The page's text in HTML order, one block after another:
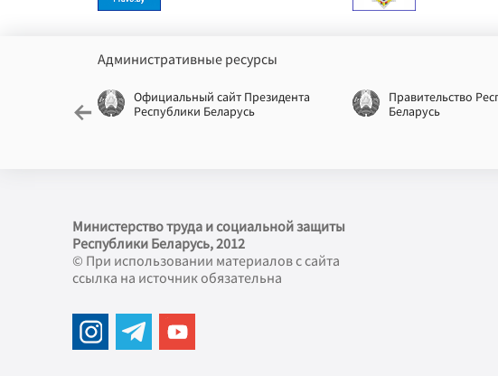
Административные ресурсы
Официальный сайт Президента
Республики Беларусь
Правительство
Беларусь
Министерство труда и социальной защиты
Республики Беларусь, 2012
© При использовании материалов с сайта
ссылка на источник обязательна